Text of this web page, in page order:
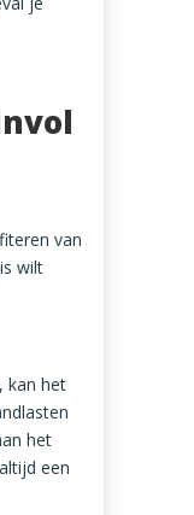
van
wilt
kan het
het
een